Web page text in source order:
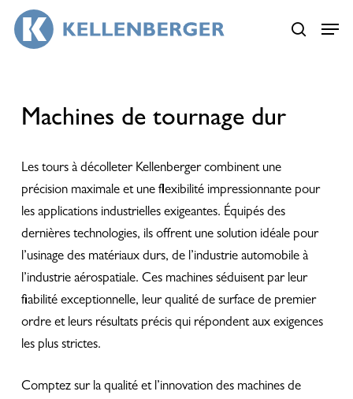
search
Menu
Machines de tournage dur
Les tours à décolleter Kellenberger combinent une
précision maximale et une flexibilité impressionnante pour
les applications industrielles exigeantes. Équipés des
dernières technologies, ils offrent une solution idéale pour
l’usinage des matériaux durs, de l’industrie automobile à
l’industrie aérospatiale. Ces machines séduisent par leur
fiabilité exceptionnelle, leur qualité de surface de premier
ordre et leurs résultats précis qui répondent aux exigences
les plus strictes.
Comptez sur la qualité et l’innovation des machines de